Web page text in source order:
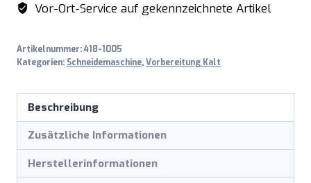
Vor-Ort-Service auf gekennzeichnete Artikel
Artikelnummer:418-1005
Kategorien: Schneidemaschine,Vorbereitung Kalt
Beschreibung
Zusätzliche Informationen
Herstellerinformationen